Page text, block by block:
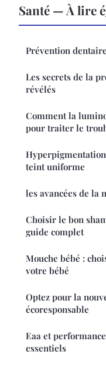
Santé — À lire
Prévention
Les secrets de la
révélés
Comment la
pour traiter le
teint uniforme
les avancées de la
Choisir le bon
guide complet
Mouche bébé :
votre bébé
Optez pour la
écoresponsable
Eaa et
essentiels